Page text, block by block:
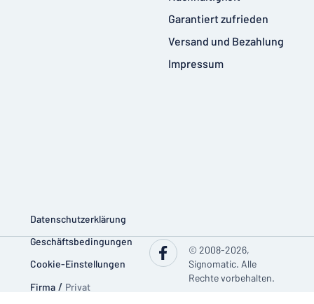
Garantiert zufrieden
Versand und Bezahlung
Impressum
Datenschutzerklärung
Geschäftsbedingungen
Cookie-Einstellungen
Firma / Privat
© 2008-2026,
Signomatic. Alle
Rechte vorbehalten.